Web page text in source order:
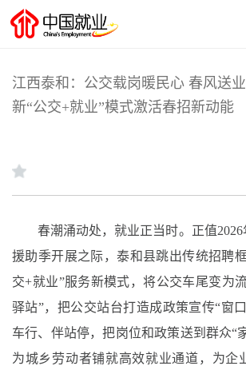
江西泰和：公交载岗暖民心 春风送
新“公交+就业”模式激活春招新动能
春潮涌动处，就业正当时。正值2026
援助季开展之际，泰和县跳出传统招聘
交+就业”服务新模式，将公交车尾变为
驿站”，把公交站台打造成政策宣传“窗
车行、伴站停，把岗位和政策送到群众“
为城乡劳动者铺就高效就业通道，为企